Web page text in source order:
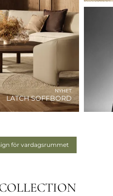
NYHET
LATCH SOFFBORD
för vardagsrummet